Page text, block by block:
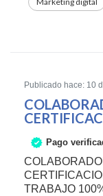
Publicado hace: 10
Pago
TRABAJO